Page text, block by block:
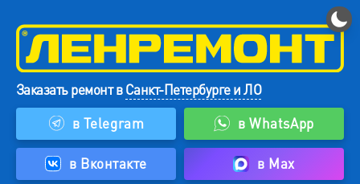
Заказать ремонт вСанкт-Петербурге и ЛО
в Telegram
в WhatsApp
в Вконтакте в Max